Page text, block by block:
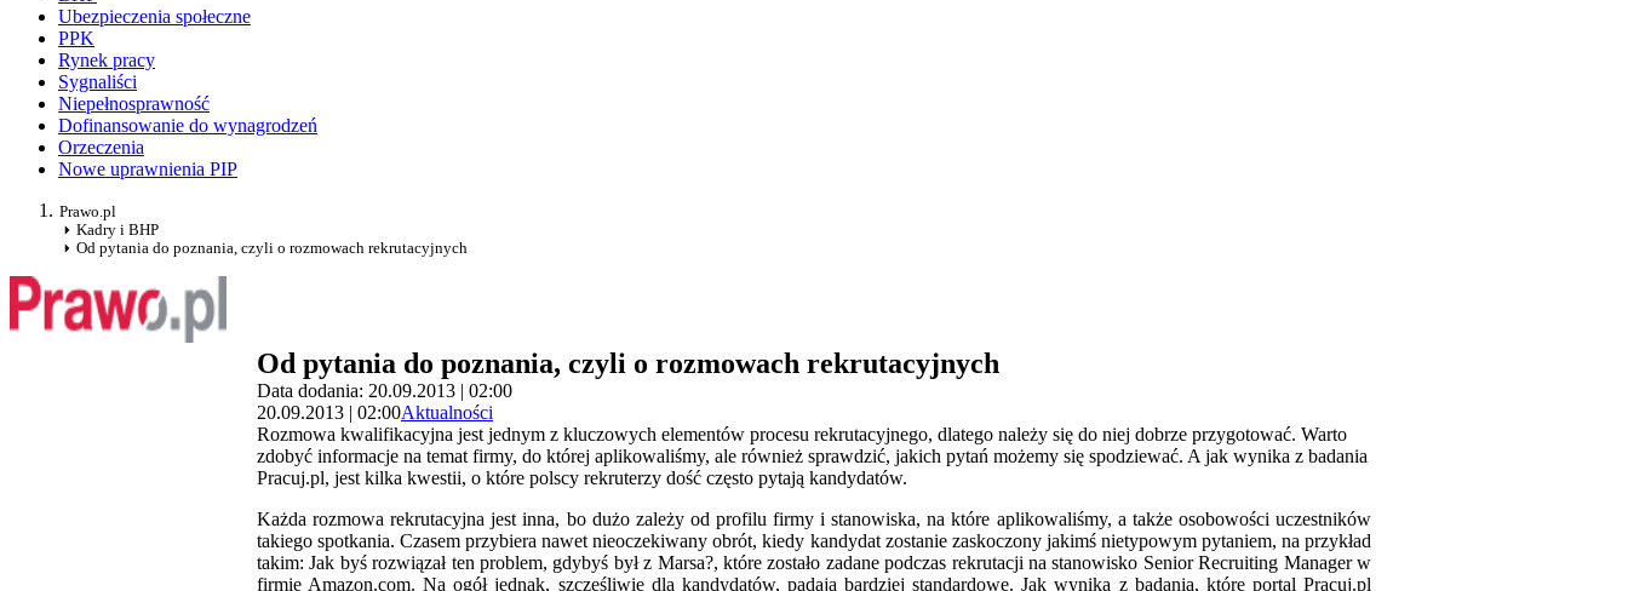
Ubezpieczenia społeczne
PPK
Rynek pracy
Sygnaliści
Niepełnosprawność
Dofinansowanie do wynagrodzeń
Orzeczenia
Nowe uprawnienia PIP
Prawo.pl
Kadry i BHP
Od pytania do poznania, czyli o rozmowach rekrutacyjnych
Od pytania do poznania, czyli o rozmowach rekrutacyjnych
Data dodania: 20.09.2013 | 02:00
20.09.2013 | 02:00Aktualności
Rozmowa kwalifikacyjna jest jednym z kluczowych elementów procesu rekrutacyjnego, dlatego należy się do niej dobrze przygotować. Warto
zdobyć informacje na temat firmy, do której aplikowaliśmy, ale również sprawdzić, jakich pytań możemy się spodziewać. A jak wynika z badania
Pracuj.pl, jest kilka kwestii, o które polscy rekruterzy dość często pytają kandydatów.
Każda rozmowa rekrutacyjna jest inna, bo dużo zależy od profilu firmy i stanowiska, na które aplikowaliśmy, a także osobowości uczestników
takiego spotkania. Czasem przybiera nawet nieoczekiwany obrót, kiedy kandydat zostanie zaskoczony jakimś nietypowym pytaniem, na przykład
takim: Jak byś rozwiązał ten problem, gdybyś był z Marsa?, które zostało zadane podczas rekrutacji na stanowisko Senior Recruiting Manager w
firmie Amazon.com. Na ogół jednak, szczęśliwie dla kandydatów, padają bardziej standardowe. Jak wynika z badania, które portal Pracuj.pl